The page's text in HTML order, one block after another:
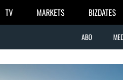
TV MARKETS BIZDATES
ABO